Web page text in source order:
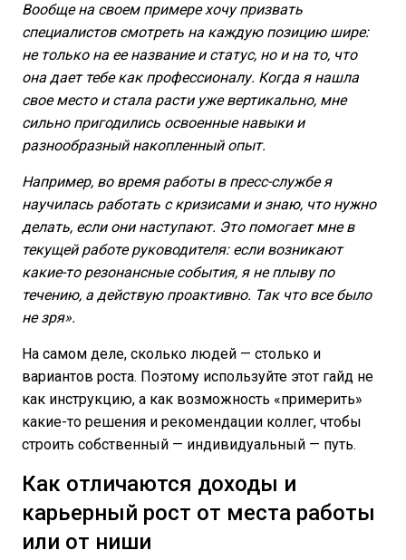
Вообще на своем примере хочу призвать
специалистов смотреть на каждую позицию шире:
не только на ее название и статус, но и на то, что
она дает тебе как профессионалу. Когда я нашла
свое место и стала расти уже вертикально, мне
сильно пригодились освоенные навыки и
разнообразный накопленный опыт.
Например, во время работы в пресс-службе я
научилась работать с кризисами и знаю, что нужно
делать, если они наступают. Это помогает мне в
текущей работе руководителя: если возникают
какие-то резонансные события, я не плыву по
течению, а действую проактивно. Так что все было
не зря».
На самом деле, сколько людей — столько и
вариантов роста. Поэтому используйте этот гайд не
как инструкцию, а как возможность «примерить»
какие-то решения и рекомендации коллег, чтобы
строить собственный — индивидуальный — путь.
Как отличаются доходы и
карьерный рост от места работы
или от ниши